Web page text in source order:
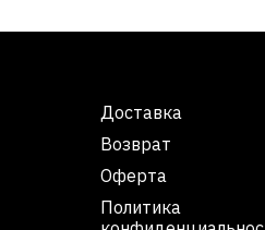
Доставка
Возврат
Оферта
Политика